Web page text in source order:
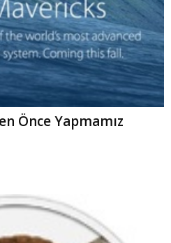
Önce Yapmamız